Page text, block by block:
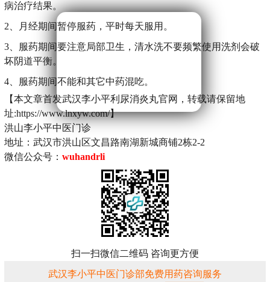
病治疗结果。
2、月经期间暂停服药，平时每天服用。
3、服药期间要注意局部卫生，清水洗不要频繁使用洗剂会破
坏阴道平衡。
4、服药期间不能和其它中药混吃。
【本文章首发武汉李小平利尿消炎丸官网，转载请保留地
址:https://www.lnxyw.com/】
洪山李小平中医门诊
地址：武汉市洪山区文昌路南湖新城商铺2栋2-2
微信公众号： wuhandrli
扫一扫微信二维码 咨询更方便
武汉李小平中医门诊部免费用药咨询服务